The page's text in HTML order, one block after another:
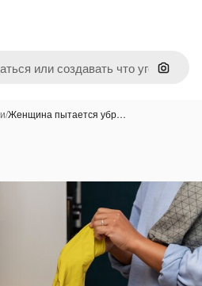
Поиск
/Женщина пытается убр…